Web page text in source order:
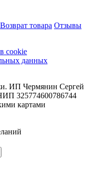
Возврат товара Отзывы
cookie
данных
ИП Чермянин Сергей
325774600786744
картами